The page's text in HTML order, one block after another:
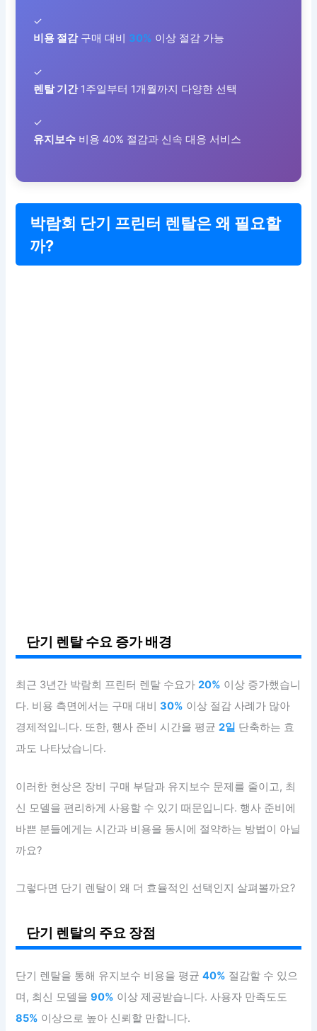
✓
비용 절감구매 대비 30% 이상 절감 가능
✓
렌탈 기간1주일부터 1개월까지 다양한 선택
✓
유지보수 비용 40% 절감과 신속 대응 서비스
박람회 단기 프린터 렌탈은 왜 필요할
까?
단기 렌탈 수요 증가 배경
최근 3년간 박람회 프린터 렌탈 수요가20% 이상 증가했습니
다. 비용 측면에서는 구매 대비30% 이상 절감 사례가 많아
경제적입니다. 또한, 행사 준비 시간을 평균2일 단축하는 효
과도 나타났습니다.
이러한 현상은 장비 구매 부담과 유지보수 문제를 줄이고, 최
신 모델을 편리하게 사용할 수 있기 때문입니다. 행사 준비에
바쁜 분들에게는 시간과 비용을 동시에 절약하는 방법이 아닐
까요?
그렇다면 단기 렌탈이 왜 더 효율적인 선택인지 살펴볼까요?
단기 렌탈의 주요 장점
단기 렌탈을 통해 유지보수 비용을 평균40% 절감할 수 있으
며, 최신 모델을90% 이상 제공받습니다. 사용자 만족도도
85% 이상으로 높아 신뢰할 만합니다.